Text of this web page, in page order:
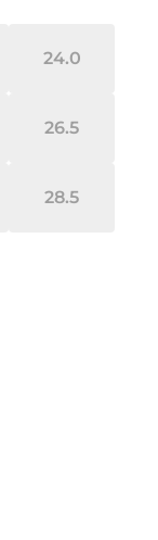
24.0
26.5
28.5